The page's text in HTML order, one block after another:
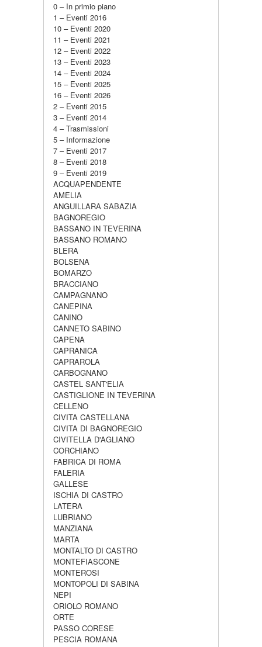
0 – In primio piano
1 – Eventi 2016
10 – Eventi 2020
11 – Eventi 2021
12 – Eventi 2022
13 – Eventi 2023
14 – Eventi 2024
15 – Eventi 2025
16 – Eventi 2026
2 – Eventi 2015
3 – Eventi 2014
4 – Trasmissioni
5 – Informazione
7 – Eventi 2017
8 – Eventi 2018
9 – Eventi 2019
ACQUAPENDENTE
AMELIA
ANGUILLARA SABAZIA
BAGNOREGIO
BASSANO IN TEVERINA
BASSANO ROMANO
BLERA
BOLSENA
BOMARZO
BRACCIANO
CAMPAGNANO
CANEPINA
CANINO
CANNETO SABINO
CAPENA
CAPRANICA
CAPRAROLA
CARBOGNANO
CASTEL SANT'ELIA
CASTIGLIONE IN TEVERINA
CELLENO
CIVITA CASTELLANA
CIVITA DI BAGNOREGIO
CIVITELLA D'AGLIANO
CORCHIANO
FABRICA DI ROMA
FALERIA
GALLESE
ISCHIA DI CASTRO
LATERA
LUBRIANO
MANZIANA
MARTA
MONTALTO DI CASTRO
MONTEFIASCONE
MONTEROSI
MONTOPOLI DI SABINA
NEPI
ORIOLO ROMANO
ORTE
PASSO CORESE
PESCIA ROMANA